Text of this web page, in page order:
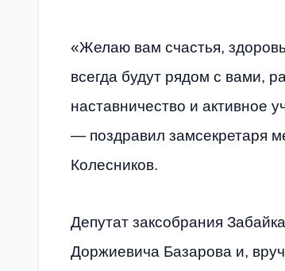
«Желаю вам счастья,
всегда будут рядом с вами,
наставничество и активное
— поздравил замсекретаря
Колесников.
Депутат заксобрания
Доржиевича Базарова и,